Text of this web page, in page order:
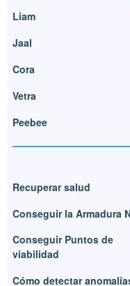
Liam
Jaal
Cora
Vetra
Peebee
Recuperar salud
Conseguir la Armadura
Conseguir Puntos de
viabilidad
Cómo detectar